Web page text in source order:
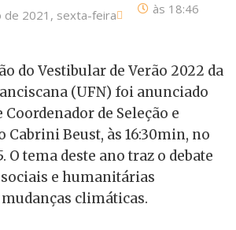
de 2021, sexta-feira às 18:46
do Vestibular de Verão 2022 da
(UFN) foi anunciado
de Seleção e
Cabrini Beust, às 16:30min, no
O tema deste ano traz o debate
e humanitárias
climáticas.